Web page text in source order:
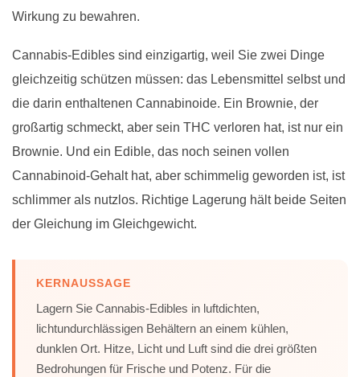
Wirkung zu bewahren.
Cannabis-Edibles sind einzigartig, weil Sie zwei Dinge
gleichzeitig schützen müssen: das Lebensmittel selbst und
die darin enthaltenen Cannabinoide. Ein Brownie, der
großartig schmeckt, aber sein THC verloren hat, ist nur ein
Brownie. Und ein Edible, das noch seinen vollen
Cannabinoid-Gehalt hat, aber schimmelig geworden ist, ist
schlimmer als nutzlos. Richtige Lagerung hält beide Seiten
der Gleichung im Gleichgewicht.
KERNAUSSAGE
Lagern Sie Cannabis-Edibles in luftdichten,
lichtundurchlässigen Behältern an einem kühlen,
dunklen Ort. Hitze, Licht und Luft sind die drei größten
Bedrohungen für Frische und Potenz. Für die